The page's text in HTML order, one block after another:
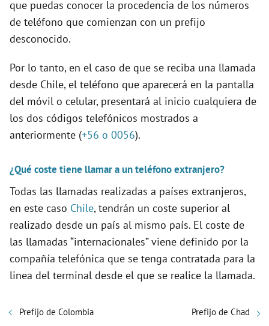
que puedas conocer la procedencia de los números
de teléfono que comienzan con un prefijo
desconocido.
Por lo tanto, en el caso de que se reciba una llamada
desde Chile, el teléfono que aparecerá en la pantalla
del móvil o celular, presentará al inicio cualquiera de
los dos códigos telefónicos mostrados a
anteriormente (+56 o 0056).
¿Qué coste tiene llamar a un teléfono extranjero?
Todas las llamadas realizadas a países extranjeros,
en este caso Chile, tendrán un coste superior al
realizado desde un país al mismo país. El coste de
las llamadas “internacionales” viene definido por la
compañía telefónica que se tenga contratada para la
linea del terminal desde el que se realice la llamada.
Prefijo de Colombia Prefijo de Chad